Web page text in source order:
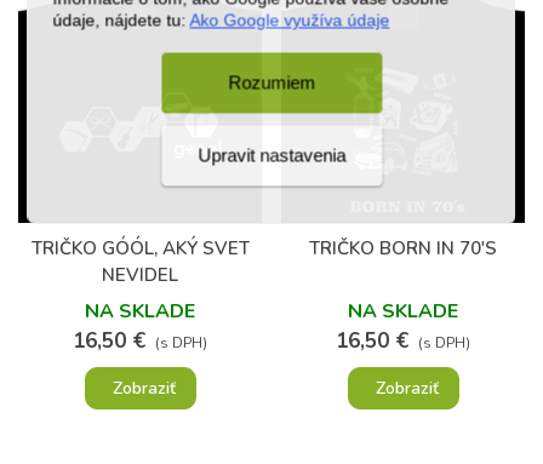
údaje, nájdete tu:Ako Google využíva údaje
Rozumiem
Upravit nastavenia
TRIČKO GÓÓL, AKÝ SVET
NEVIDEL
NA SKLADE
16,50 € (s DPH)
Zobraziť
TRIČKO BORN IN 70'S
NA SKLADE
16,50 € (s DPH)
Zobraziť